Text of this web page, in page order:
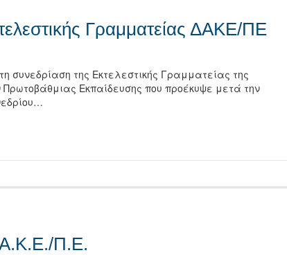
Γραμματείας ΔΑΚΕ/ΠΕ
συνεδρίαση της Εκτελεστικής Γραμματείας της
Πρωτοβάθμιας Εκπαίδευσης που προέκυψε μετά την
Π.Ε.